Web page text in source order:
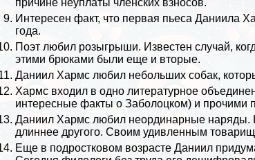
причине неуплаты члeнских взносов.
Интересен факт, что первая пьеса Даниила
года.
Поэт любил розыгрыши. Известен случай,
этими брюками были еще и вторые.
Даниил Хармс любил небольших собак,
Хармс входил в одно литературное
интересные факты о Заболоцком) и прочими
Даниил Хармс любил неординарные наряды.
длиннее другого. Своим удивленным
Еще в подростковом возрасте Даниил